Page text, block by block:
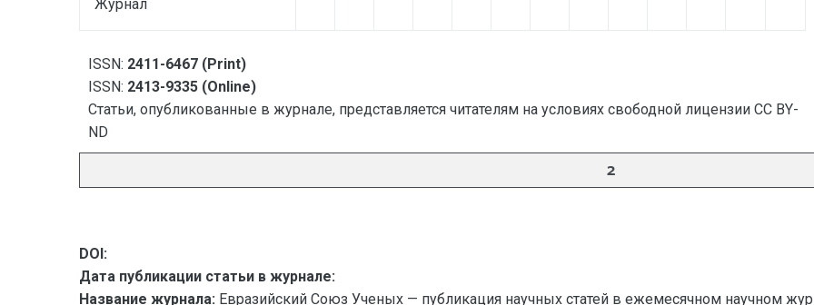
Журнал
ISSN: 2411-6467 (Print)
ISSN: 2413-9335 (Online)
Статьи, опубликованные в журнале, представляется читателям на условиях свободной лицензии CC BY-
ND
2
DOI:
Дата публикации статьи в журнале:
Название журнала: Евразийский Союз Ученых — публикация научных статей в ежемесячном научном